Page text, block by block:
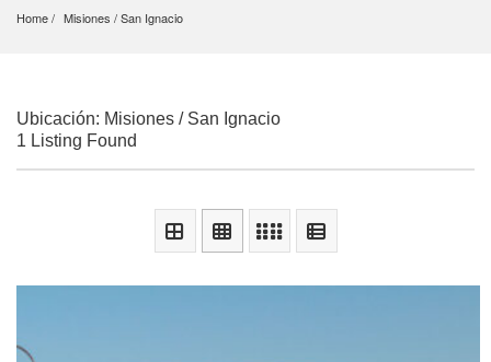
Home Misiones / San Ignacio
Ubicación: Misiones / San Ignacio
1 Listing Found